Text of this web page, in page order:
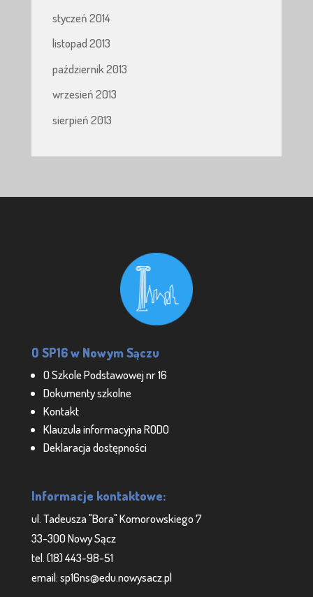
styczeń 2014
listopad 2013
październik 2013
wrzesień 2013
sierpień 2013
O SP16 w Nowym Sączu
O Szkole Podstawowej nr 16
Dokumenty szkolne
Kontakt
Klauzula informacyjna RODO
Deklaracja dostępności
Informacje kontaktowe:
ul. Tadeusza "Bora" Komorowskiego 7
33-300 Nowy Sącz
tel. (18) 443-98-51
email: sp16ns@edu.nowysacz.pl